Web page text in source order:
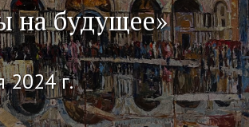
на будущее»
2024 г.